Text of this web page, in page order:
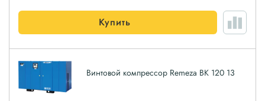
Купить
Винтовой компрессор Remeza ВК 120 13